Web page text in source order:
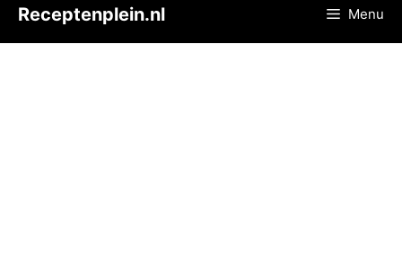
Receptenplein.nl Menu